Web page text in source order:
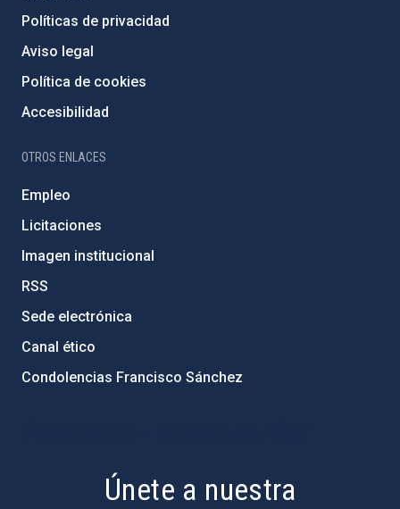
Políticas de privacidad
Aviso legal
Política de cookies
Accesibilidad
OTROS ENLACES
Empleo
Licitaciones
Imagen institucional
RSS
Sede electrónica
Canal ético
Condolencias Francisco Sánchez
Únete a nuestra